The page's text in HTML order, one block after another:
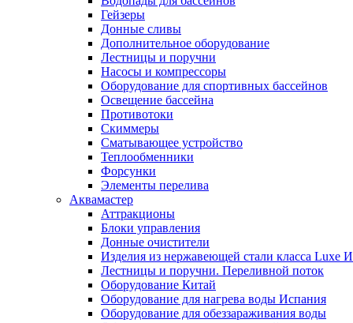
Гейзеры
Донные сливы
Дополнительное оборудование
Лестницы и поручни
Насосы и компрессоры
Оборудование для спортивных бассейнов
Освещение бассейна
Противотоки
Скиммеры
Сматывающее устройство
Теплообменники
Форсунки
Элементы перелива
Аквамастер
Аттракционы
Блоки управления
Донные очистители
Изделия из нержавеющей стали класса Luxe
Лестницы и поручни. Переливной поток
Оборудование Китай
Оборудование для нагрева воды Испания
Оборудование для обеззараживания воды